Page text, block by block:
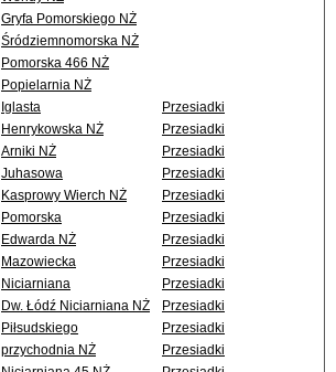
Gryfa Pomorskiego NŻ
Śródziemnomorska NŻ
Pomorska 466 NŻ
Popielarnia NŻ
Iglasta
Przesiadki
Henrykowska NŻ
Przesiadki
Arniki NŻ
Przesiadki
Juhasowa
Przesiadki
Kasprowy Wierch NŻ
Przesiadki
Pomorska
Przesiadki
Edwarda NŻ
Przesiadki
Mazowiecka
Przesiadki
Niciarniana
Przesiadki
Dw. Łódź Niciarniana NŻ
Przesiadki
Piłsudskiego
Przesiadki
przychodnia NŻ
Przesiadki